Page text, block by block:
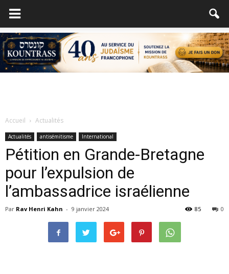
Accueil Actualités
Actualités antisémitisme International
Pétition en Grande-Bretagne
pour l’expulsion de
l’ambassadrice israélienne
Par Rav Henri Kahn - 9 janvier 2024 0
85